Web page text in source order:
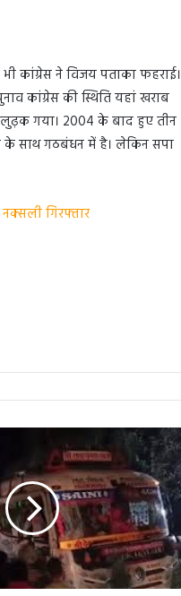
कांग्रेस ने विजय पताका फहराई।
कांग्रेस की स्थिति यहां खराब
गया। 2004 के बाद हुए तीन
के साथ गठबंधन में है। लेकिन सपा
गिरफ्तार